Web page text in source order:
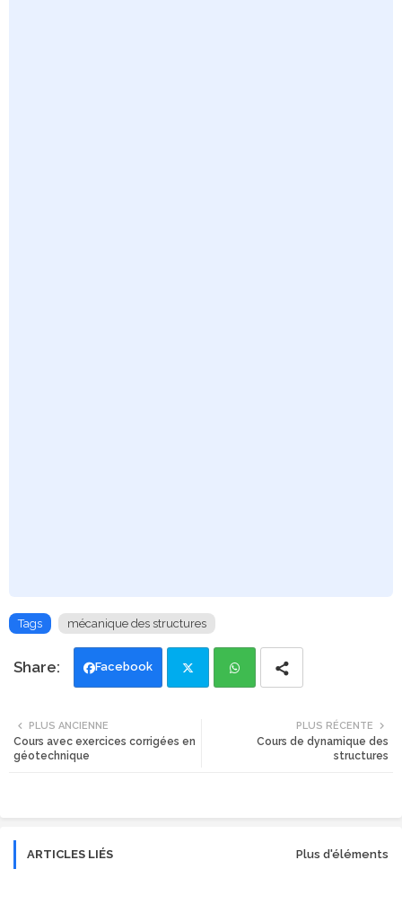
Tags mécanique des structures
Facebook
tte
PLUS RÉCENTE
Cours de dynamique des
structures
PLUS ANCIENNE
Cours avec exercices corrigées en
géotechnique
ARTICLES LIÉS Plus d'éléments